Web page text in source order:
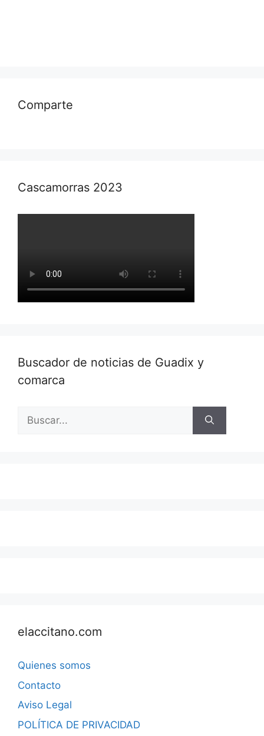
Comparte
Cascamorras 2023
Buscador de noticias de Guadix y
comarca
Buscar:
elaccitano.com
Quienes somos
Contacto
Aviso Legal
POLÍTICA DE PRIVACIDAD